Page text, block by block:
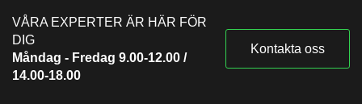
VÅRA EXPERTER ÄR HÄR FÖR
DIG
Måndag - Fredag 9.00-12.00 /
14.00-18.00
Kontakta oss